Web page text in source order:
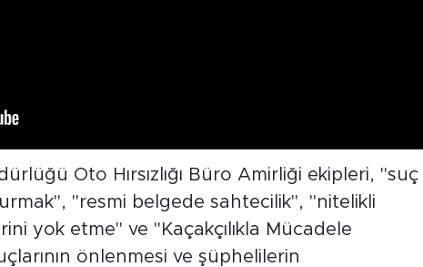
Oto Hırsızlığı Büro Amirliği ekipleri, "suç
"resmi belgede sahtecilik", "nitelikli
yok etme" ve "Kaçakçılıkla Mücadele
önlenmesi ve şüphelilerin